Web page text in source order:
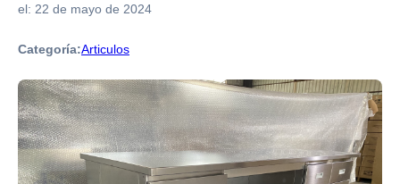
el: 22 de mayo de 2024
Categoría:Articulos